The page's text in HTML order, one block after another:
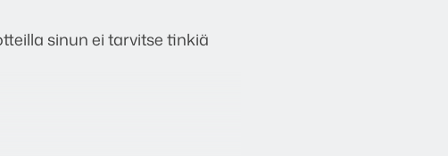
sinun ei tarvitse tinkiä